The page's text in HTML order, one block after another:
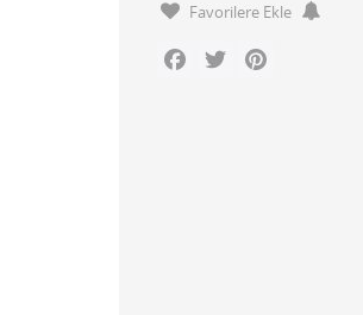
Favorilere Ekle
Facebook
Twitter